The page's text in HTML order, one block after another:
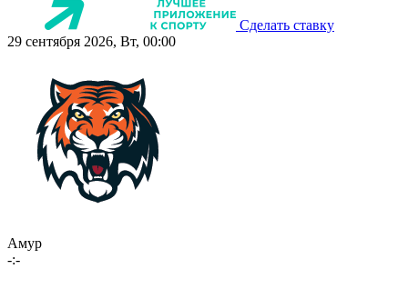
Сделать ставку
29 сентября 2026, Вт, 00:00
Амур
-:-